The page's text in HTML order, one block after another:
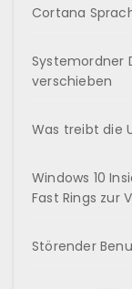
Cortana
Systemordner
verschieben
Was treibt die
Windows 10
Fast Rings zur
Störender